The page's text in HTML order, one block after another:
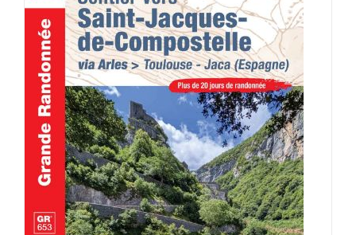
AJOUTER AU PANIER / DÉTAILS